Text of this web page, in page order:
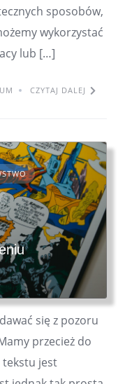
sposobów,
wykorzystać
lub […]
CZYTAJ DALEJ
się z pozoru
przecież do
tekstu jest